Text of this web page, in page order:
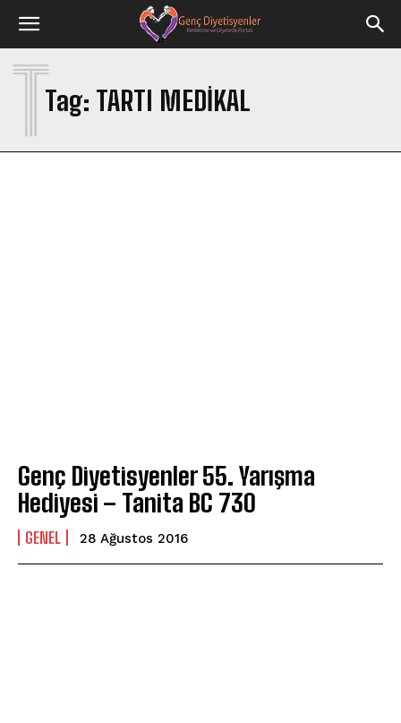
Tag: TARTI MEDIKAL
T
Genç Diyetisyenler 55. Yarışma
Hediyesi – Tanita BC 730
GENEL 28 Ağustos 2016